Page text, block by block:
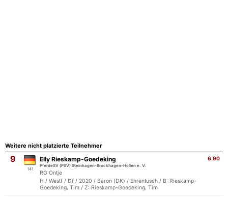
Weitere nicht platzierte Teilnehmer
9
141
6.90
Elly Rieskamp-Goedeking
PferdeSV (PSV) Steinhagen-Brockhagen-Hollen e. V.
RG Ontje
H / Westf / Df / 2020 / Baron (DK) / Ehrentusch / B: Rieskamp-
Goedeking, Tim / Z: Rieskamp-Goedeking, Tim